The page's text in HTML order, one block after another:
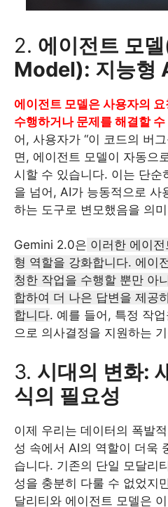
2. 에이전트 모
Model): 지능형
에이전트 모델은 사용자의
수행하거나 문제를 해결할
어, 사용자가 “이 코드의 버
면, 에이전트 모델이 자동으
시할 수 있습니다. 이는 단순
을 넘어, AI가 능동적으로 사
하는 도구로 변모했음을 의
Gemini 2.0은 이러한 에이
형 역할을 강화합니다. 에이
청한 작업을 수행할 뿐만 아
합하여 더 나은 답변을 제공
합니다. 예를 들어, 특정 작
으로 의사결정을 지원하는
3. 시대의 변화:
식의 필요성
이제 우리는 데이터의 폭발
성 속에서 AI의 역할이 더욱
습니다. 기존의 단일 모달리
성을 충분히 다룰 수 없었지
달리티와 에이전트 모델은